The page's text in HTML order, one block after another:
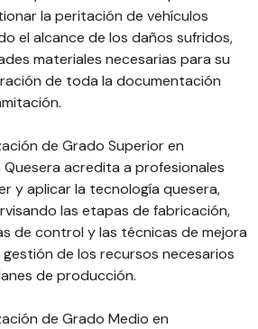
la peritación de vehículos
el alcance de los daños sufridos,
materiales necesarias para su
de toda la documentación
de Grado Superior en
acredita a profesionales
y aplicar la tecnología quesera,
las etapas de fabricación,
de control y las técnicas de mejora
de los recursos necesarios
de producción.
de Grado Medio en